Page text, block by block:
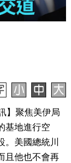
】聚焦美伊局
基地進行空
。美國總統川
且他也不會再